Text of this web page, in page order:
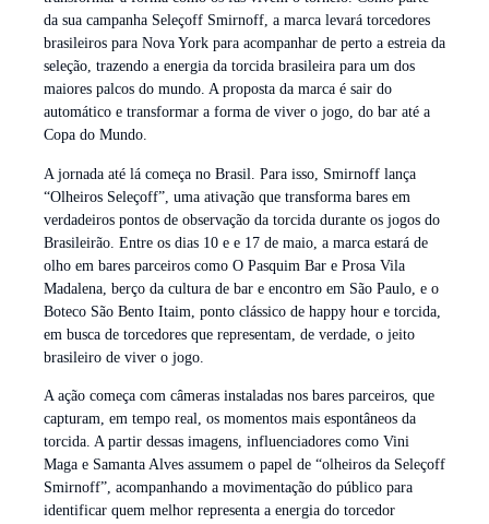
da sua campanha Seleçoff Smirnoff, a marca levará torcedores
brasileiros para Nova York para acompanhar de perto a estreia da
seleção, trazendo a energia da torcida brasileira para um dos
maiores palcos do mundo. A proposta da marca é sair do
automático e transformar a forma de viver o jogo, do bar até a
Copa do Mundo.
A jornada até lá começa no Brasil. Para isso, Smirnoff lança
“Olheiros Seleçoff”, uma ativação que transforma bares em
verdadeiros pontos de observação da torcida durante os jogos do
Brasileirão. Entre os dias 10 e e 17 de maio, a marca estará de
olho em bares parceiros como O Pasquim Bar e Prosa Vila
Madalena, berço da cultura de bar e encontro em São Paulo, e o
Boteco São Bento Itaim, ponto clássico de happy hour e torcida,
em busca de torcedores que representam, de verdade, o jeito
brasileiro de viver o jogo.
A ação começa com câmeras instaladas nos bares parceiros, que
capturam, em tempo real, os momentos mais espontâneos da
torcida. A partir dessas imagens, influenciadores como Vini
Maga e Samanta Alves assumem o papel de “olheiros da Seleçoff
Smirnoff”, acompanhando a movimentação do público para
identificar quem melhor representa a energia do torcedor